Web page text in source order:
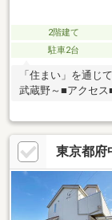
2階建て
駐車2台
「住まい」を通じ
武蔵野～■アクセ
く、家事動線良好
豊富な収納付き・
隣接しています・
食器洗乾燥機、グ
ン・天候に関係な
ダイエー国立店:徒
東京都府